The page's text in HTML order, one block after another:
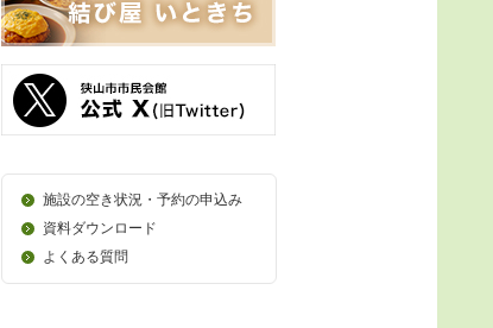
施設の空き状況・予約の申込み
資料ダウンロード
よくある質問